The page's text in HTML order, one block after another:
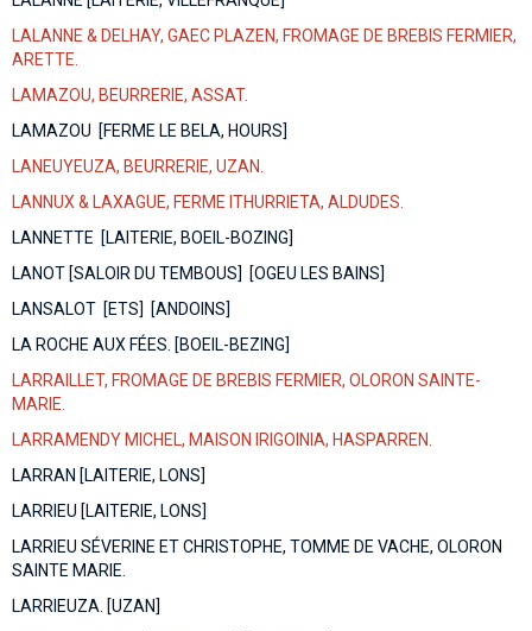
LALANNE & DELHAY, GAEC PLAZEN, FROMAGE DE BREBIS FERMIER,
ARETTE.
LAMAZOU, BEURRERIE, ASSAT.
LAMAZOU [FERME LE BELA, HOURS]
LANEUYEUZA, BEURRERIE, UZAN.
LANNUX & LAXAGUE, FERME ITHURRIETA, ALDUDES.
LANNETTE [LAITERIE, BOEIL-BOZING]
LANOT [SALOIR DU TEMBOUS] [OGEU LES BAINS]
LANSALOT [ETS] [ANDOINS]
LA ROCHE AUX FÉES. [BOEIL-BEZING]
LARRAILLET, FROMAGE DE BREBIS FERMIER, OLORON SAINTE-
MARIE.
LARRAMENDY MICHEL, MAISON IRIGOINIA, HASPARREN.
LARRAN [LAITERIE, LONS]
LARRIEU [LAITERIE, LONS]
LARRIEU SÉVERINE ET CHRISTOPHE, TOMME DE VACHE, OLORON
SAINTE MARIE.
LARRIEUZA. [UZAN]